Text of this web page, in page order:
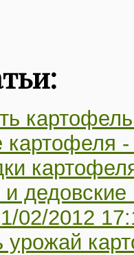
картофеля
02/2012
урожай